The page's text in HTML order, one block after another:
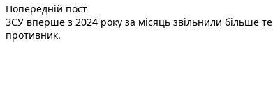
Навігація
записів
Попередній постПопередній запис:
ЗСУ вперше з 2024 року за місяць звільнили більше
противник.